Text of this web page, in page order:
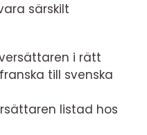
särskilt
i rätt
till svenska
listad hos